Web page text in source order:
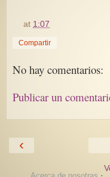
at 1:07
Compartir
No hay comentarios:
Publicar un
‹